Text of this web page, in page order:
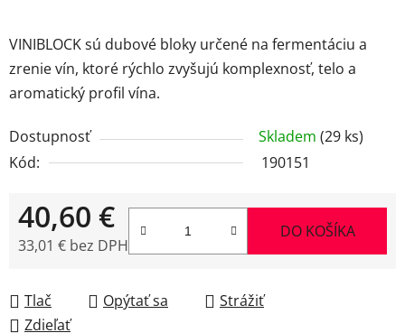
VINIBLOCK sú dubové bloky určené na fermentáciu a
zrenie vín, ktoré rýchlo zvyšujú komplexnosť, telo a
aromatický profil vína.
Dostupnosť Skladem (29 ks)
Kód:
190151
40,60 €
33,01 € bez DPH
DO KOŠÍKA
Tlač Opýtať sa
Strážiť
Zdieľať